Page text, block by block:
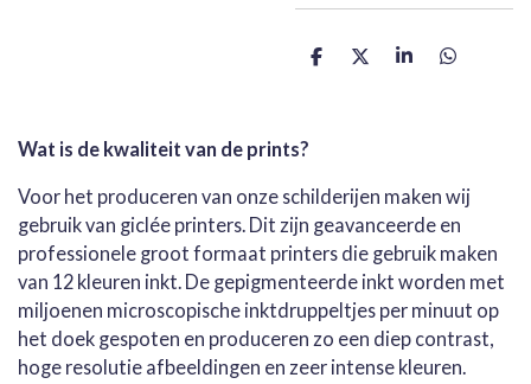
D
D
S
D
Wat is de kwaliteit van de prints?
Voor het produceren van onze schilderijen maken wij
gebruik van giclée printers. Dit zijn geavanceerde en
professionele groot formaat printers die gebruik maken
van 12 kleuren inkt. De gepigmenteerde inkt worden met
miljoenen microscopische inktdruppeltjes per minuut op
het doek gespoten en produceren zo een diep contrast,
hoge resolutie afbeeldingen en zeer intense kleuren.